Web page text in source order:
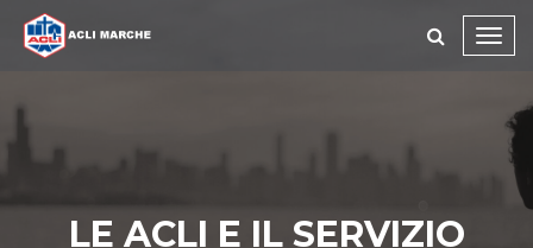
LE ACLI E IL SERVIZIO